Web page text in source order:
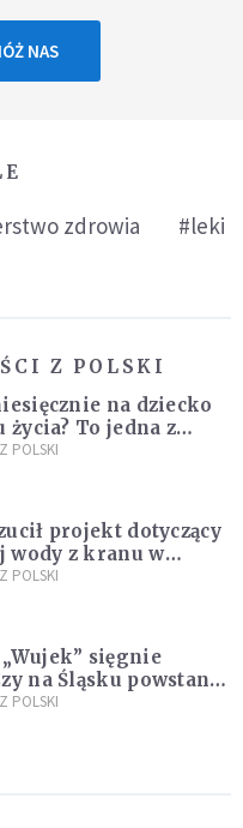
NAS
zdrowia
#leki
Z POLSKI
na dziecko
życia? To jedna z
programu "Rozwój
POLSKI
projekt dotyczący
wody z kranu w
POLSKI
sięgnie
na Śląsku powstanie
POLSKI